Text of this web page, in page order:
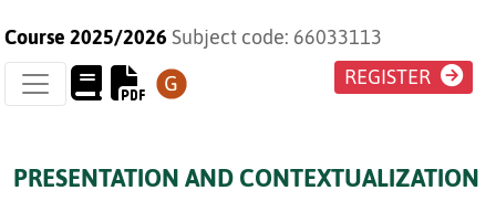
Course 2025/2026 Subject code: 66033113
REGISTER
PRESENTATION AND CONTEXTUALIZATION